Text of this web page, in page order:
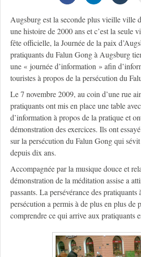
Augsburg est la seconde plus vieille ville
une histoire de 2000 ans et c’est la seule
fête officielle, la Journée de la paix
pratiquants du Falun Gong à Augsburg
une « journée d’information » afin
touristes à propos de la persécution du
Le 7 novembre 2009, au coin d’une rue
pratiquants ont mis en place une table
d’information à propos de la pratique et
démonstration des exercices. Ils ont
sur la persécution du Falun Gong qui
depuis dix ans.
Accompagnée par la musique douce et
démonstration de la méditation assise a
passants. La persévérance des pratiquants
persécution a permis à de plus en plus de
comprendre ce qui arrive aux pratiquants